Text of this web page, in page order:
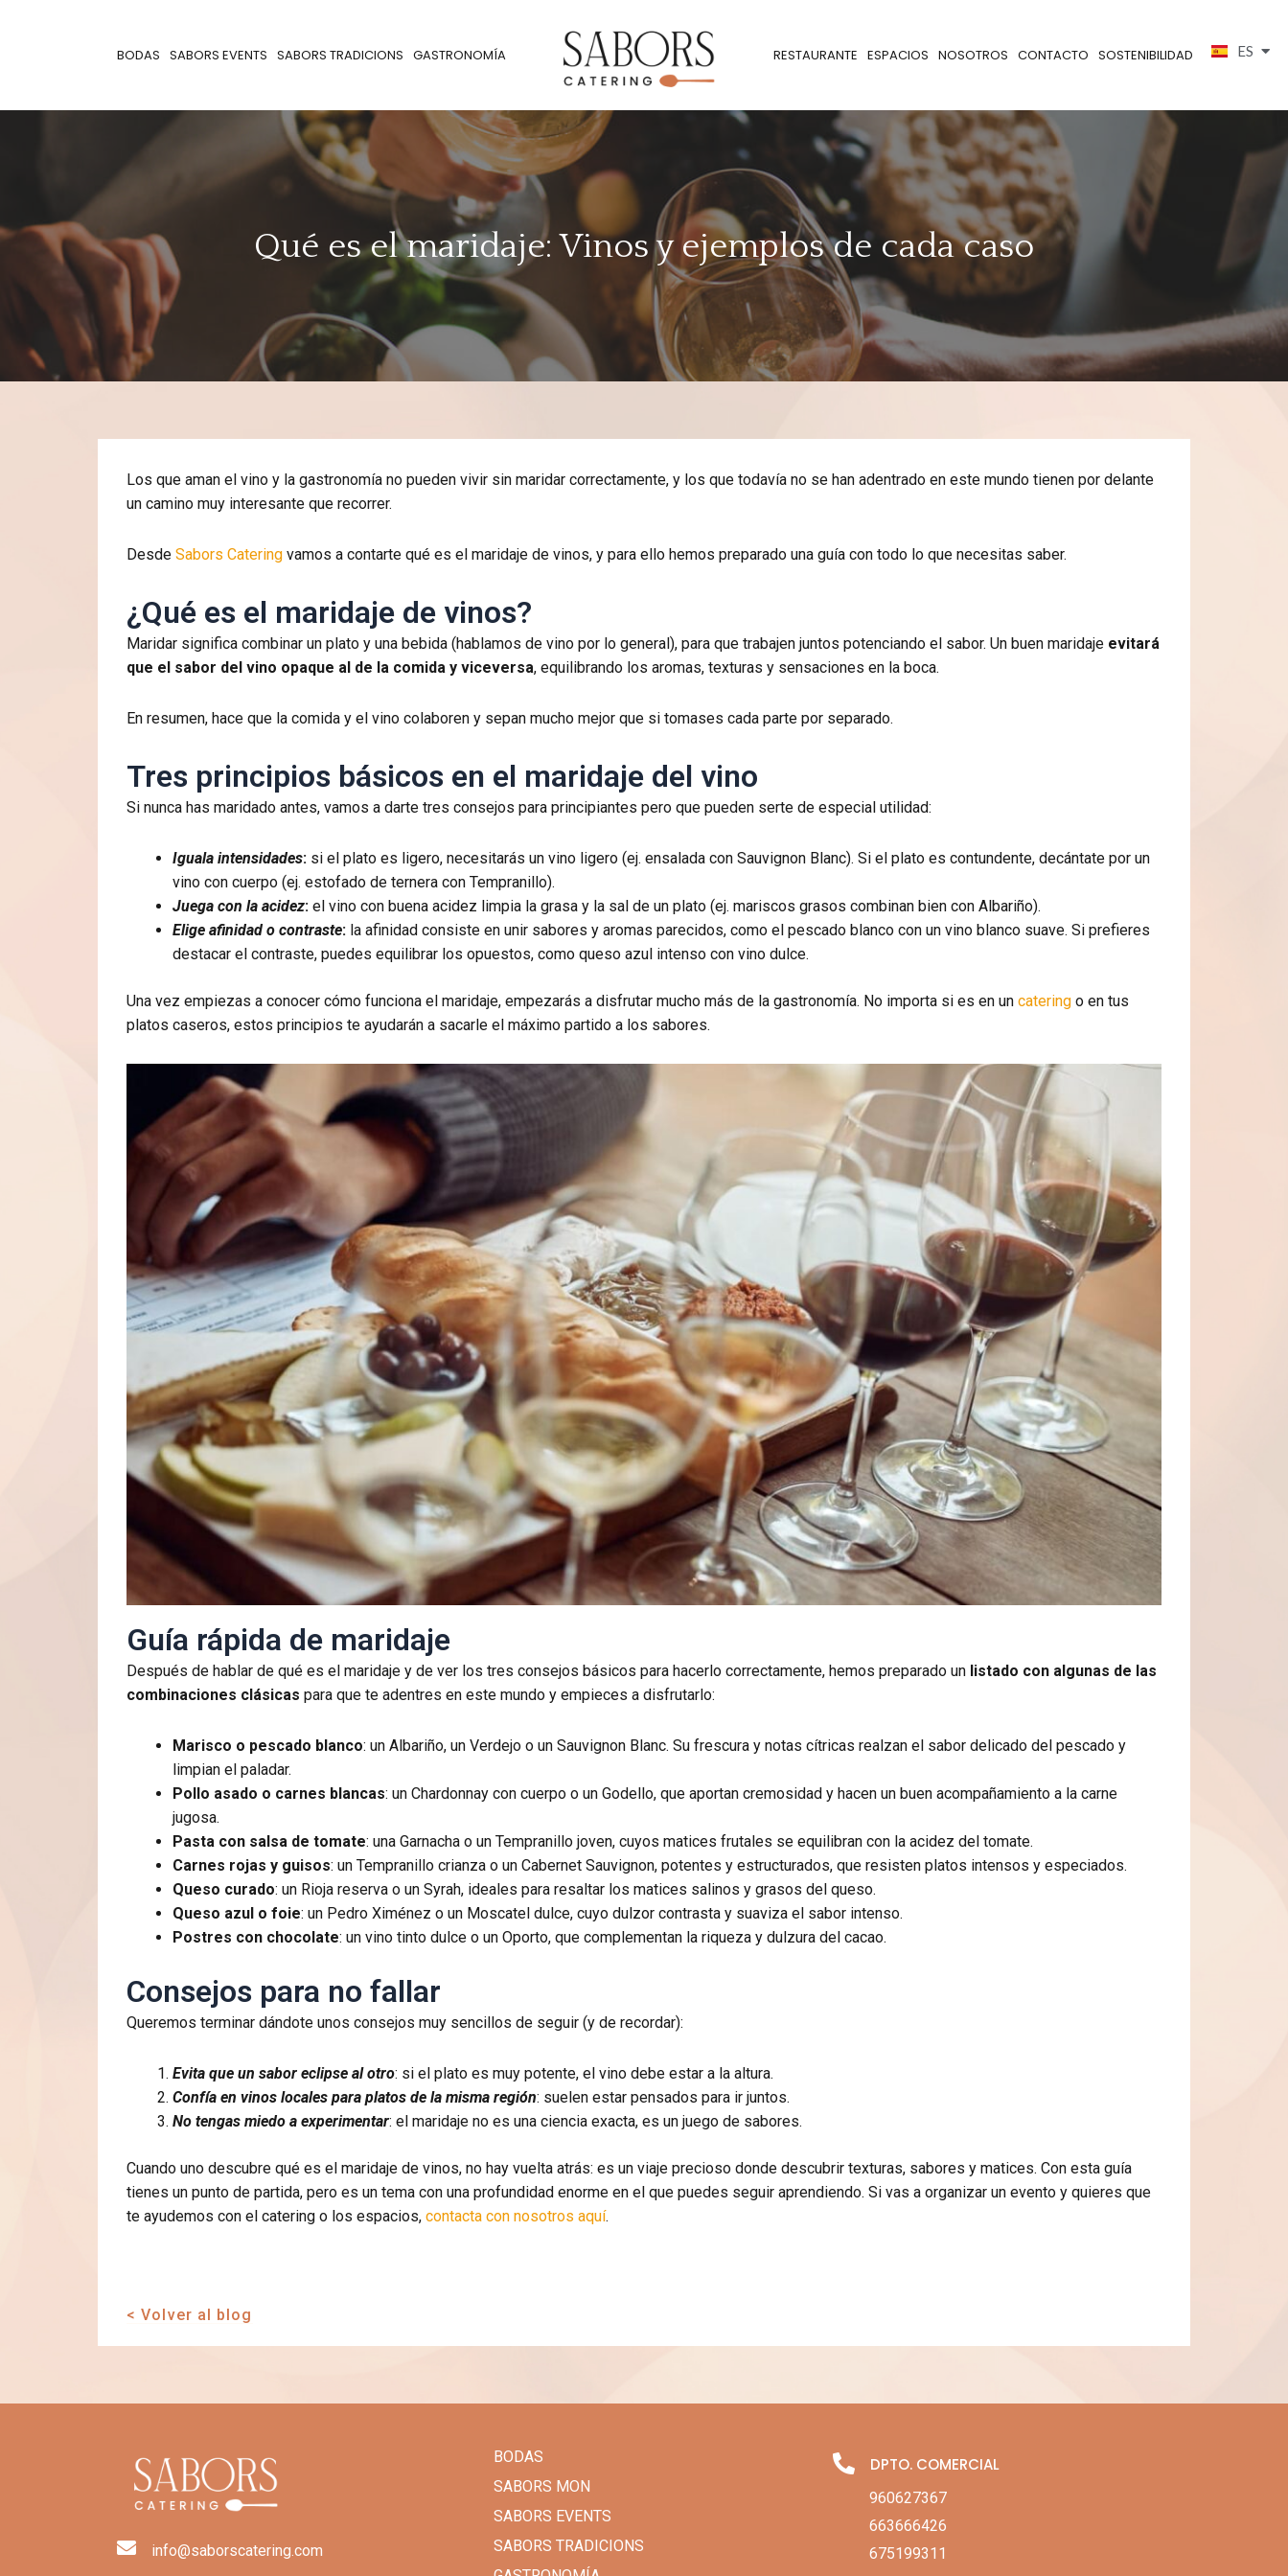
BODAS SABORS EVENTS SABORS TRADICIONS GASTRONOMÍA RESTAURANTE ESPACIOS NOSOTROS CONTACTO SOSTENIBILIDAD ES
EN
Qué es el maridaje: Vinos y ejemplos de cada caso
Los que aman el vino y la gastronomía no pueden vivir sin maridar correctamente, y los que todavía no se han adentrado en este mundo tienen por delante
un camino muy interesante que recorrer.
Desde Sabors Catering vamos a contarte qué es el maridaje de vinos, y para ello hemos preparado una guía con todo lo que necesitas saber.
¿Qué es el maridaje de vinos?
Maridar significa combinar un plato y una bebida (hablamos de vino por lo general), para que trabajen juntos potenciando el sabor. Un buen maridaje evitará
que el sabor del vino opaque al de la comida y viceversa, equilibrando los aromas, texturas y sensaciones en la boca.
En resumen, hace que la comida y el vino colaboren y sepan mucho mejor que si tomases cada parte por separado.
Tres principios básicos en el maridaje del vino
Si nunca has maridado antes, vamos a darte tres consejos para principiantes pero que pueden serte de especial utilidad:
Iguala intensidades: si el plato es ligero, necesitarás un vino ligero (ej. ensalada con Sauvignon Blanc). Si el plato es contundente, decántate por un
vino con cuerpo (ej. estofado de ternera con Tempranillo).
Juega con la acidez: el vino con buena acidez limpia la grasa y la sal de un plato (ej. mariscos grasos combinan bien con Albariño).
Elige afinidad o contraste: la afinidad consiste en unir sabores y aromas parecidos, como el pescado blanco con un vino blanco suave. Si prefieres
destacar el contraste, puedes equilibrar los opuestos, como queso azul intenso con vino dulce.
Una vez empiezas a conocer cómo funciona el maridaje, empezarás a disfrutar mucho más de la gastronomía. No importa si es en un catering o en tus
platos caseros, estos principios te ayudarán a sacarle el máximo partido a los sabores.
Guía rápida de maridaje
Después de hablar de qué es el maridaje y de ver los tres consejos básicos para hacerlo correctamente, hemos preparado un listado con algunas de las
combinaciones clásicas para que te adentres en este mundo y empieces a disfrutarlo:
Marisco o pescado blanco: un Albariño, un Verdejo o un Sauvignon Blanc. Su frescura y notas cítricas realzan el sabor delicado del pescado y
limpian el paladar.
Pollo asado o carnes blancas: un Chardonnay con cuerpo o un Godello, que aportan cremosidad y hacen un buen acompañamiento a la carne
jugosa.
Pasta con salsa de tomate: una Garnacha o un Tempranillo joven, cuyos matices frutales se equilibran con la acidez del tomate.
Carnes rojas y guisos: un Tempranillo crianza o un Cabernet Sauvignon, potentes y estructurados, que resisten platos intensos y especiados.
Queso curado: un Rioja reserva o un Syrah, ideales para resaltar los matices salinos y grasos del queso.
Queso azul o foie: un Pedro Ximénez o un Moscatel dulce, cuyo dulzor contrasta y suaviza el sabor intenso.
Postres con chocolate: un vino tinto dulce o un Oporto, que complementan la riqueza y dulzura del cacao.
Consejos para no fallar
Queremos terminar dándote unos consejos muy sencillos de seguir (y de recordar):
Evita que un sabor eclipse al otro: si el plato es muy potente, el vino debe estar a la altura.
Confía en vinos locales para platos de la misma región: suelen estar pensados para ir juntos.
No tengas miedo a experimentar: el maridaje no es una ciencia exacta, es un juego de sabores.
Cuando uno descubre qué es el maridaje de vinos, no hay vuelta atrás: es un viaje precioso donde descubrir texturas, sabores y matices. Con esta guía
tienes un punto de partida, pero es un tema con una profundidad enorme en el que puedes seguir aprendiendo. Si vas a organizar un evento y quieres que
te ayudemos con el catering o los espacios, contacta con nosotros aquí.
< Volver al blog
info@saborscatering.com
BODAS
SABORS MON
SABORS EVENTS
SABORS TRADICIONS
DPTO. COMERCIAL
960627367
663666426
675199311